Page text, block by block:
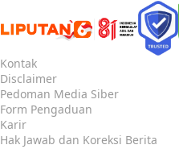
Kontak
Disclaimer
Pedoman Media Siber
Form Pengaduan
Karir
Hak Jawab dan Koreksi Berita